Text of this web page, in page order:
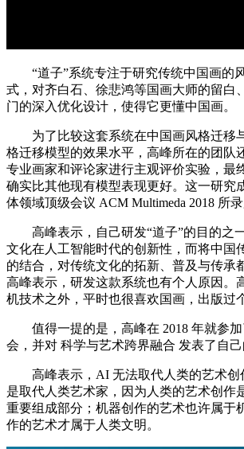
“道子”系统专注于研究传统中国画的
式，对齐白石、徐悲鸿等国画大师的留白
门的深入优化设计，使得它更懂中国画。
为了比较这套系统在中国画风格迁移
格迁移模型的效果水平，高峰所在的团队
专业画家和评论家进行主观评价实验，最
确实比其他现有模型表现更好。这一研究
体领域顶级会议 ACM Multimeda 2018 所录
高峰表示，自己研发“道子”的目的之
文化在人工智能时代的创新性，而将中国
的结合，对传统文化的拓新、普及与传承
高峰表示，研发这款系统也有个人原因。
机技术之外，平时也很喜欢国画，出版过
值得一提的是，高峰在 2018 年就参加
会，并对 科学与艺术跨界融合 发表了自己
高峰表示，AI 无法取代人类的艺术创
是取代人类艺术家，因为人类的艺术创作
重要组成部分；机器创作的艺术也许属于
作的艺术才属于人类文明。